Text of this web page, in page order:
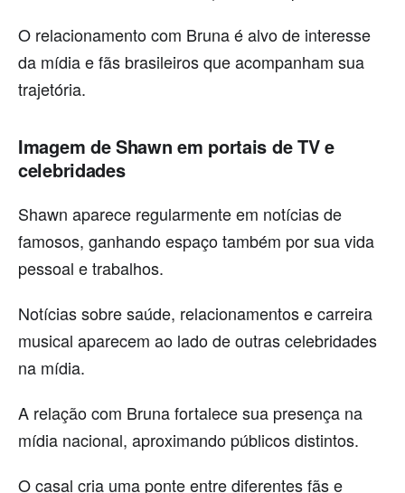
O relacionamento com Bruna é alvo de interesse
da mídia e fãs brasileiros que acompanham sua
trajetória.
Imagem de Shawn em portais de TV e
celebridades
Shawn aparece regularmente em notícias de
famosos, ganhando espaço também por sua vida
pessoal e trabalhos.
Notícias sobre saúde, relacionamentos e carreira
musical aparecem ao lado de outras celebridades
na mídia.
A relação com Bruna fortalece sua presença na
mídia nacional, aproximando públicos distintos.
O casal cria uma ponte entre diferentes fãs e